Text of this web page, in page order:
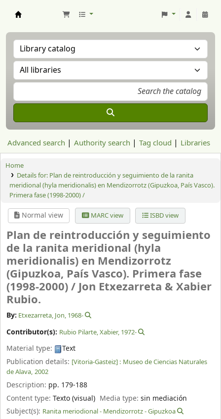
Advanced search Authority search Tag cloud Libraries
Home
Details for: Plan de reintroducción y seguimiento de la ranita
meridional (hyla meridionalis) en Mendizorrotz (Gipuzkoa, País Vasco).
Primera fase (1998-2000) /
Normal view MARC view ISBD view
Plan de reintroducción y seguimiento
de la ranita meridional (hyla
meridionalis) en Mendizorrotz
(Gipuzkoa, País Vasco). Primera fase
(1998-2000) / Jon Etxezarreta & Xabier
Rubio.
By: Etxezarreta, Jon, 1968-
Contributor(s): Rubio Pilarte, Xabier, 1972-
Material type:
Text
Publication details: [Vitoria-Gasteiz] : Museo de Ciencias Naturales
de Alava, 2002
Description: pp. 179-188
Content type: Texto (visual) Media type:sin mediación
Subject(s): Ranita meriodional - Mendizorrotz - Gipuzkoa